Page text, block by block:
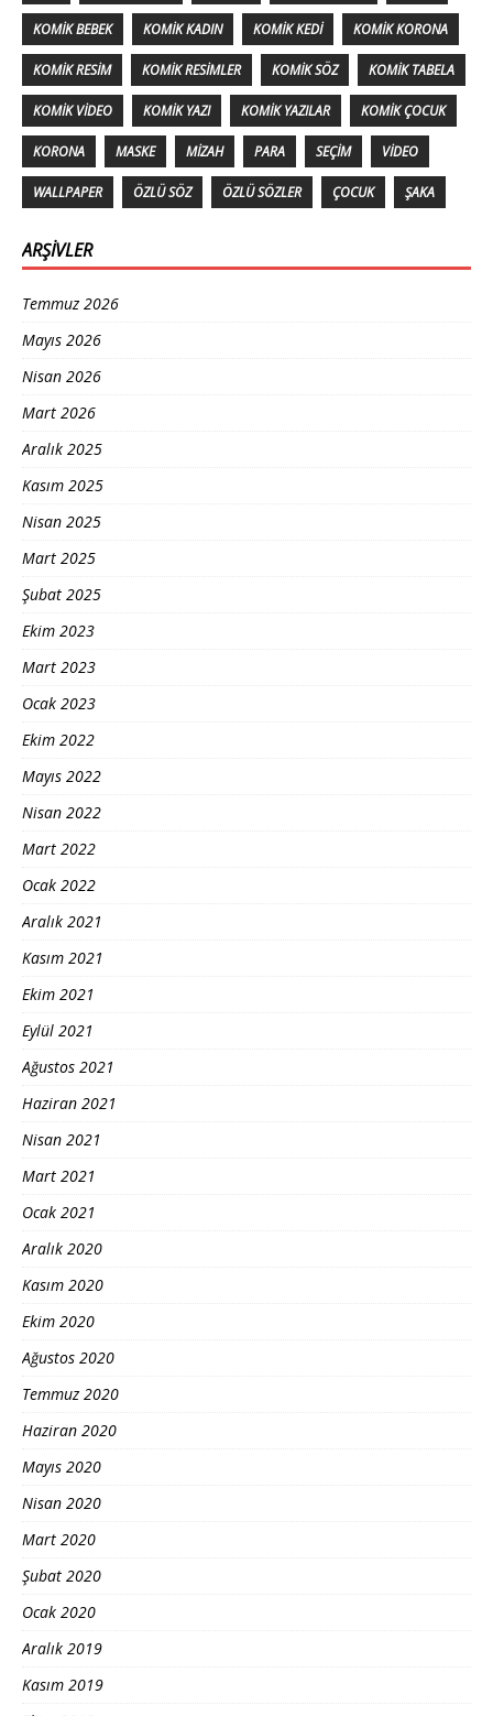
KOMIK BEBEK KOMIK KADIN KOMIK KEDI KOMIK KORONA
KOMIK RESIM KOMIK RESIMLER KOMIK SÖZ KOMIK TABELA
KOMIK VIDEO KOMIK YAZI KOMIK YAZILAR KOMIK ÇOCUK
KORONA MASKE MIZAH PARA SEÇIM VIDEO
WALLPAPER ÖZLÜ SÖZ ÖZLÜ SÖZLER ÇOCUK ŞAKA
ARŞIVLER
Temmuz 2026
Mayıs 2026
Nisan 2026
Mart 2026
Aralık 2025
Kasım 2025
Nisan 2025
Mart 2025
Şubat 2025
Ekim 2023
Mart 2023
Ocak 2023
Ekim 2022
Mayıs 2022
Nisan 2022
Mart 2022
Ocak 2022
Aralık 2021
Kasım 2021
Ekim 2021
Eylül 2021
Ağustos 2021
Haziran 2021
Nisan 2021
Mart 2021
Ocak 2021
Aralık 2020
Kasım 2020
Ekim 2020
Ağustos 2020
Temmuz 2020
Haziran 2020
Mayıs 2020
Nisan 2020
Mart 2020
Şubat 2020
Ocak 2020
Aralık 2019
Kasım 2019